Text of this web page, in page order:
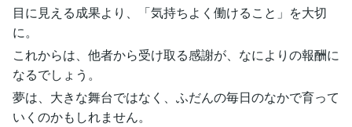
目に見える成果より、「気持ちよく働けること」を大切
に。
これからは、他者から受け取る感謝が、なによりの報酬に
なるでしょう。
夢は、大きな舞台ではなく、ふだんの毎日のなかで育って
いくのかもしれません。